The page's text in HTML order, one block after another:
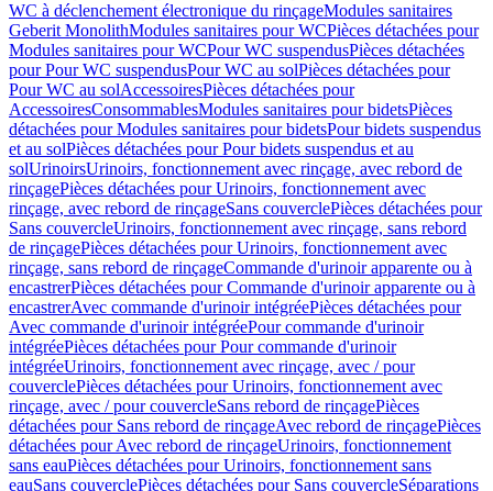
WC à déclenchement électronique du rinçageModules sanitaires
Geberit MonolithModules sanitaires pour WCPièces détachées pour
Modules sanitaires pour WCPour WC suspendusPièces détachées
pour Pour WC suspendusPour WC au solPièces détachées pour
Pour WC au solAccessoiresPièces détachées pour
AccessoiresConsommablesModules sanitaires pour bidetsPièces
détachées pour Modules sanitaires pour bidetsPour bidets suspendus
et au solPièces détachées pour Pour bidets suspendus et au
solUrinoirsUrinoirs, fonctionnement avec rinçage, avec rebord de
rinçagePièces détachées pour Urinoirs, fonctionnement avec
rinçage, avec rebord de rinçageSans couverclePièces détachées pour
Sans couvercleUrinoirs, fonctionnement avec rinçage, sans rebord
de rinçagePièces détachées pour Urinoirs, fonctionnement avec
rinçage, sans rebord de rinçageCommande d'urinoir apparente ou à
encastrerPièces détachées pour Commande d'urinoir apparente ou à
encastrerAvec commande d'urinoir intégréePièces détachées pour
Avec commande d'urinoir intégréePour commande d'urinoir
intégréePièces détachées pour Pour commande d'urinoir
intégréeUrinoirs, fonctionnement avec rinçage, avec / pour
couverclePièces détachées pour Urinoirs, fonctionnement avec
rinçage, avec / pour couvercleSans rebord de rinçagePièces
détachées pour Sans rebord de rinçageAvec rebord de rinçagePièces
détachées pour Avec rebord de rinçageUrinoirs, fonctionnement
sans eauPièces détachées pour Urinoirs, fonctionnement sans
eauSans couverclePièces détachées pour Sans couvercleSéparations